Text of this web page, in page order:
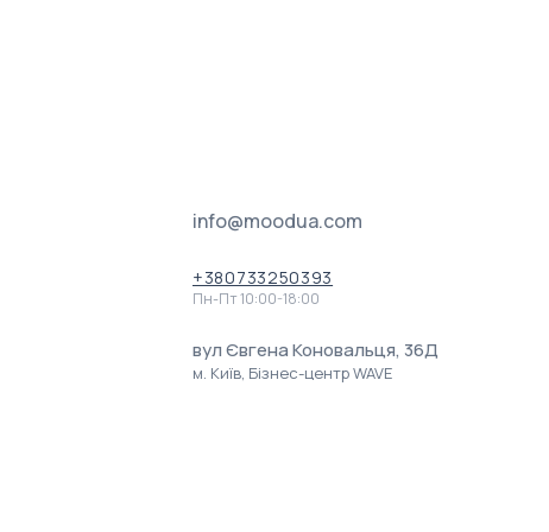
info@moodua.com
Пн-Пт 10:00-18:00
вул Євгена Коновальця, 36Д
м. Київ, Бізнес-центр WAVE
+380733250393